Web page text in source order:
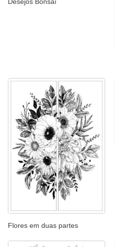
Flores em duas partes